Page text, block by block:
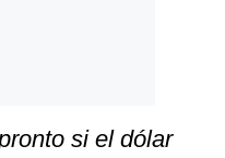
si el dólar